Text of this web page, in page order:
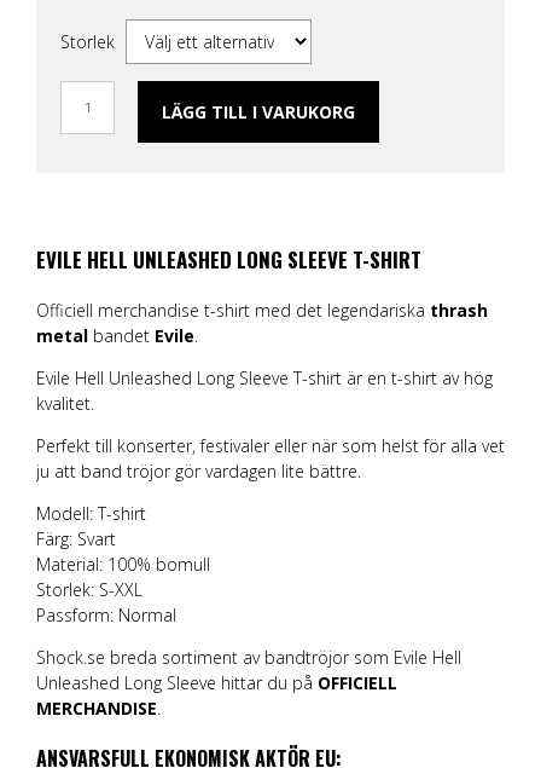
Storlek
LÄGG TILL I VARUKORG
EVILE HELL UNLEASHED LONG SLEEVE T-SHIRT
Officiell merchandise t-shirt med det legendariska thrash
metal bandet Evile.
Evile Hell Unleashed Long Sleeve T-shirt är en t-shirt av hög
kvalitet.
Perfekt till konserter, festivaler eller när som helst för alla vet
ju att band tröjor gör vardagen lite bättre.
Modell: T-shirt
Färg: Svart
Material: 100% bomull
Storlek: S-XXL
Passform: Normal
Shock.se breda sortiment av bandtröjor som Evile Hell
Unleashed Long Sleeve hittar du på OFFICIELL
MERCHANDISE.
ANSVARSFULL EKONOMISK AKTÖR EU: